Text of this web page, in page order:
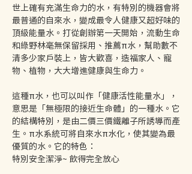
世上確有充滿生命力的水，有特別的機器會將
最普通的自來水，變成最令人健康又超好味的
頂級能量水。打從創辦第一天開始，流動生命
和綠野林毫無保留採用、推薦π水，幫助數不
清多少家戶裝上，皆大歡喜，造福家人、寵
物、植物，大大增進健康與生命力。
這種π水，也可以叫作「健康活性能量水」，
意思是「無極限的接近生命體」的一種水。它
的結構特別，是由二價三價鐵離子所誘導而產
生。π水系統可將自來水π水化，使其變為最
優質的水。它的特色：
特別安全潔淨~ 飲得完全放心